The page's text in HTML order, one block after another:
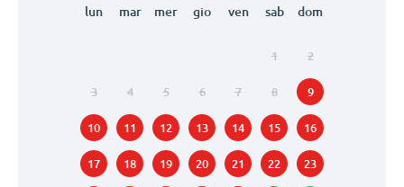
lun mar mer gio ven sab dom
1 2
3 4 5 6 7 8 9
10 11 12 13 14 15 16
17 18 19 20 21 22 23